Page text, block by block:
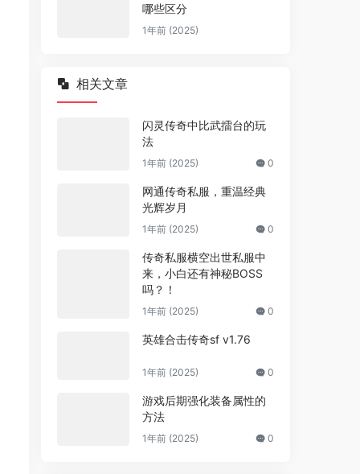
哪些区分
1年前 (2025)
相关文章
闪灵传奇中比武擂台的玩
法
1年前 (2025) 0
网通传奇私服，重温经典
光辉岁月
1年前 (2025) 0
传奇私服横空出世私服中
来，小白还有神秘BOSS
吗？！
1年前 (2025) 0
英雄合击传奇sf v1.76
1年前 (2025) 0
游戏后期强化装备属性的
方法
1年前 (2025) 0